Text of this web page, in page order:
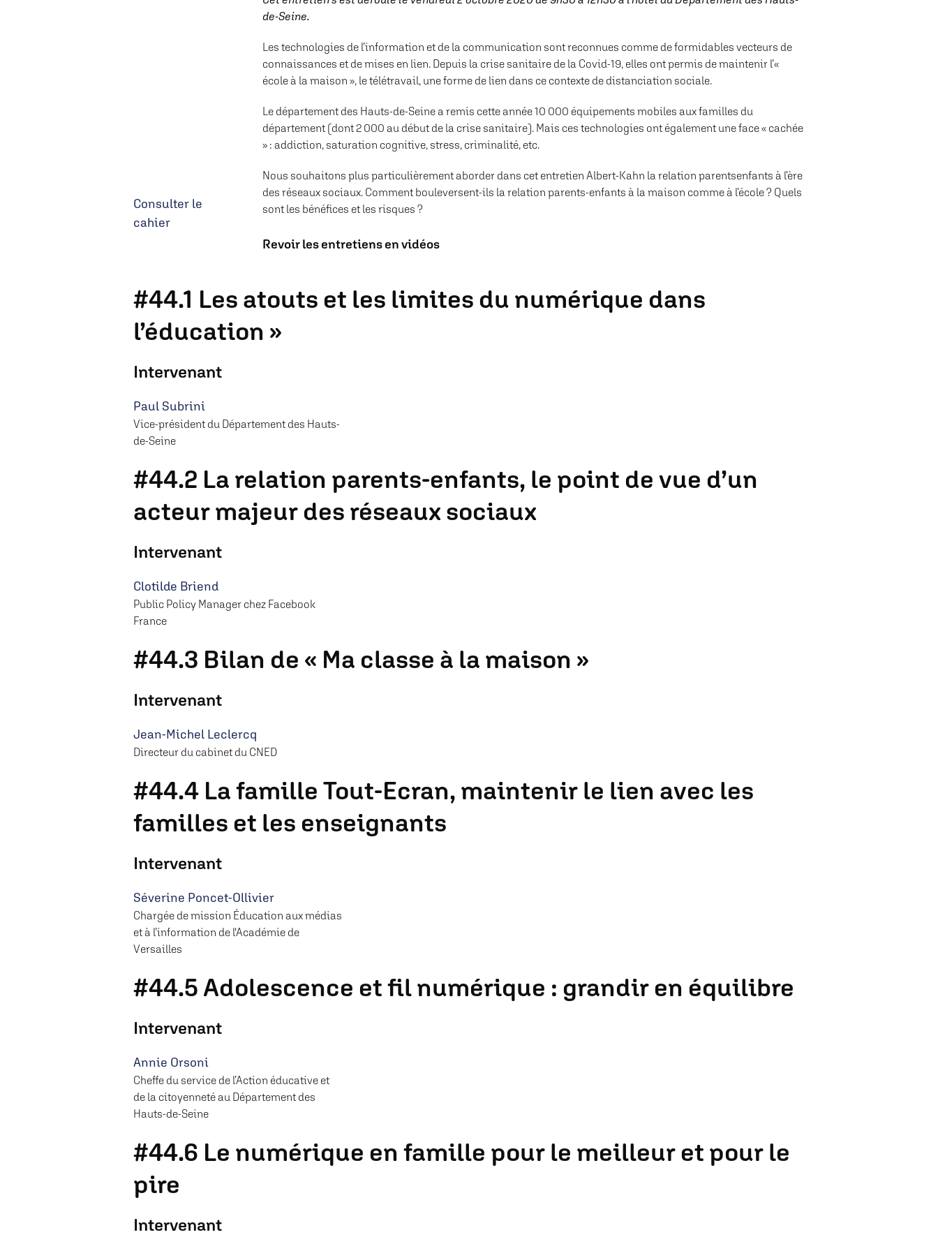
Consulter le
cahier
de-Seine.
Les technologies de l’information et de la communication sont reconnues comme de formidables vecteurs de
connaissances et de mises en lien. Depuis la crise sanitaire de la Covid-19, elles ont permis de maintenir l’«
école à la maison », le télétravail, une forme de lien dans ce contexte de distanciation sociale.
Le département des Hauts-de-Seine a remis cette année 10 000 équipements mobiles aux familles du
département (dont 2 000 au début de la crise sanitaire). Mais ces technologies ont également une face « cachée
» : addiction, saturation cognitive, stress, criminalité, etc.
Nous souhaitons plus particulièrement aborder dans cet entretien Albert-Kahn la relation parentsenfants à l’ère
des réseaux sociaux. Comment bouleversent-ils la relation parents-enfants à la maison comme à l’école ? Quels
sont les bénéfices et les risques ?
Revoir les entretiens en vidéos
#44.1 Les atouts et les limites du numérique dans
l’éducation »
Intervenant
Paul Subrini
Vice-président du Département des Hauts-
de-Seine
#44.2 La relation parents-enfants, le point de vue d’un
acteur majeur des réseaux sociaux
Intervenant
Clotilde Briend
Public Policy Manager chez Facebook
France
#44.3 Bilan de « Ma classe à la maison »
Intervenant
Jean-Michel Leclercq
Directeur du cabinet du CNED
#44.4 La famille Tout-Ecran, maintenir le lien avec les
familles et les enseignants
Intervenant
Séverine Poncet-Ollivier
Chargée de mission Éducation aux médias
et à l’information de l'Académie de
Versailles
#44.5 Adolescence et fil numérique : grandir en équilibre
Intervenant
Annie Orsoni
Cheffe du service de l’Action éducative et
de la citoyenneté au Département des
Hauts-de-Seine
#44.6 Le numérique en famille pour le meilleur et pour le
pire
Intervenant